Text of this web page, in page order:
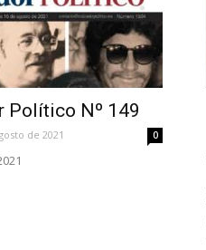
Político Nº 149
de 2021 0